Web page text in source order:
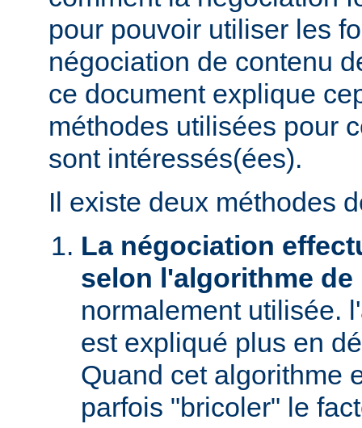
pour pouvoir utiliser les
négociation de contenu
ce document explique
méthodes utilisées pour
sont intéressés(ées).
Il existe deux méthodes
La négociation
selon l'algorithme de
normalement utilisée.
est expliqué plus en
Quand cet algorithme
parfois "bricoler" le